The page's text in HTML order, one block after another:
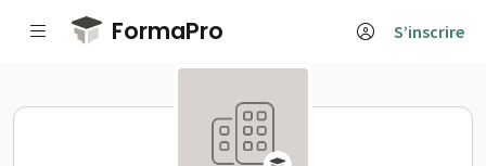
Passer au contenu principal
FormaPro S’inscrire